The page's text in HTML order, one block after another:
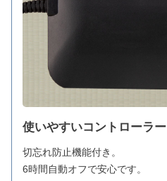
使いやすいコントローラー
切忘れ防止機能付き。
6時間自動オフで安心です。